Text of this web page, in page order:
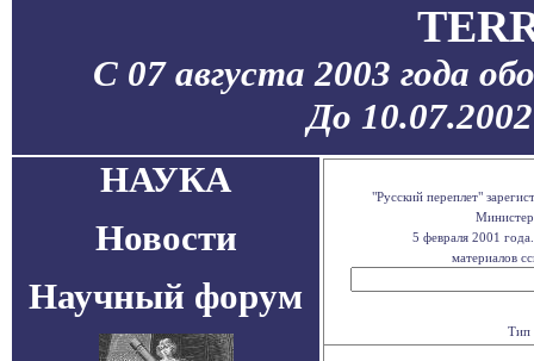
С 07 августа 2003 года
До
НАУКА
Новости
Научный форум
"Русский переплет"
5 февраля 2001
материалов
Тип